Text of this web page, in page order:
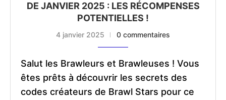
DE JANVIER 2025 : LES RÉCOMPENSES
POTENTIELLES !
4 janvier 2025 0 commentaires
Salut les Brawleurs et Brawleuses ! Vous
êtes prêts à découvrir les secrets des
codes créateurs de Brawl Stars pour ce